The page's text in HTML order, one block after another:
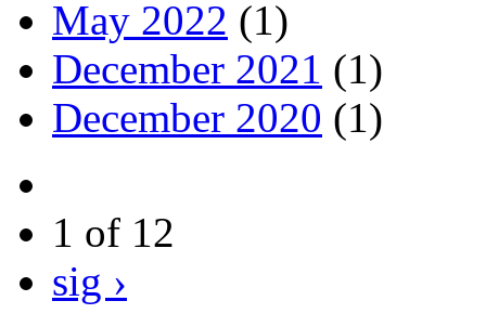
May 2022 (1)
December 2021 (1)
December 2020 (1)
1 of 12
sig ›